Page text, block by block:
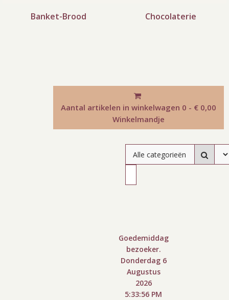
Banket-Brood Chocolaterie
Aantal artikelen in winkelwagen 0 - € 0,00
Winkelmandje
Goedemiddag
bezoeker.
Donderdag 6
Augustus
2026
5:33:57 PM